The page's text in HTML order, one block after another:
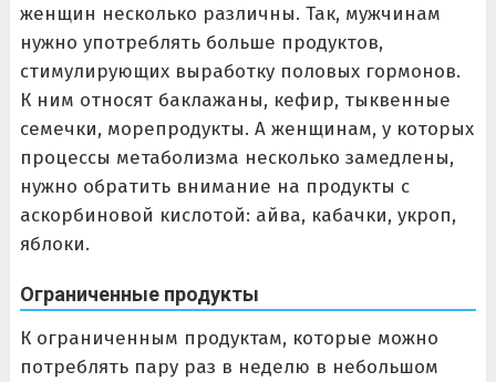
женщин несколько различны. Так, мужчинам
нужно употреблять больше продуктов,
стимулирующих выработку половых гормонов.
К ним относят баклажаны, кефир, тыквенные
семечки, морепродукты. А женщинам, у которых
процессы метаболизма несколько замедлены,
нужно обратить внимание на продукты с
аскорбиновой кислотой: айва, кабачки, укроп,
яблоки.
Ограниченные продукты
К ограниченным продуктам, которые можно
потреблять пару раз в неделю в небольшом